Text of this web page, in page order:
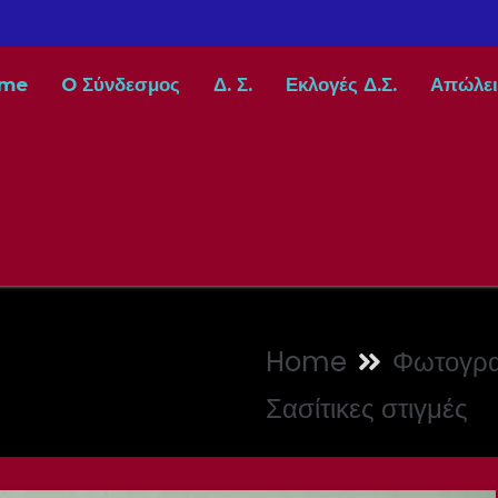
O Σύνδεσμος Δ. Σ. Εκλογές Δ.Σ.
Home
Σασίτικες στιγμές